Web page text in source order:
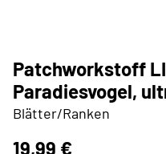
Patchworkstoff
Paradiesvogel,
Blätter/Ranken
19,99 €